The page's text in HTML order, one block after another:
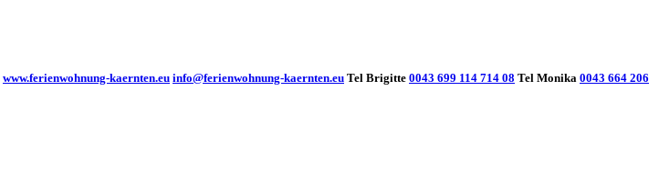
www.ferienwohnung-kaernten.eu info@ferienwohnung-kaernten.eu Tel Brigitte 0043 699 114 714 08 Tel Monika 0043 664 206